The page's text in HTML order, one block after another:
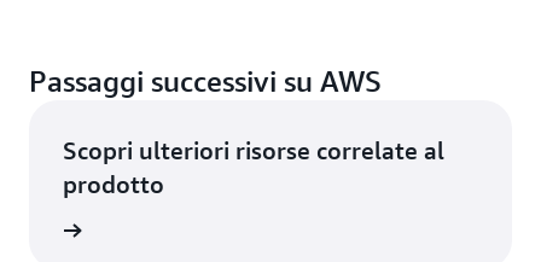
Passaggi successivi su AWS
Scopri ulteriori risorse correlate al
prodotto